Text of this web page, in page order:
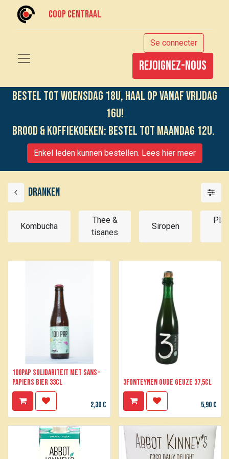
Coop centraal
Se connecter
rejoignez-nous
Bestel tot woensdag 18u, haal op vanaf vrijdag
16u!
Brood & koffiekoeken: bestel tot maandag 12u.
Enkel leden kunnen bestellen. Lees hier meer
Dranken
Kombucha
Thee &
tisanes
Siropen
100PAP Solidariteit met sans-
papiers bier 33cl
2,30€
3Fonteynen Oude Geuze 37,5cl
5,90€